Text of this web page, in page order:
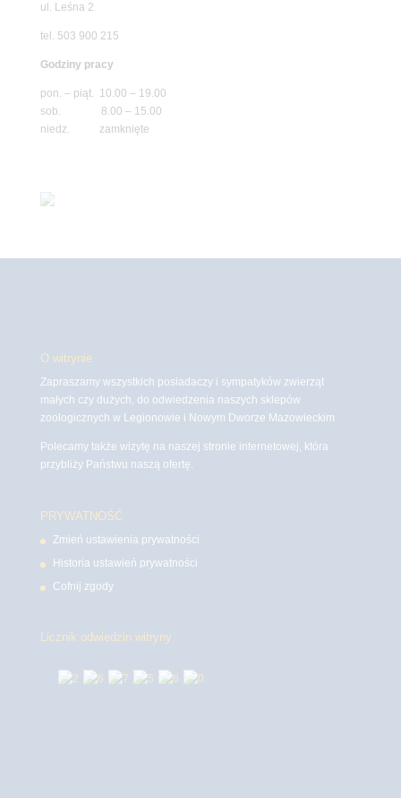
ul. Leśna 2
tel. 503 900 215
Godziny pracy
pon. – piąt. 10.00 – 19.00
sob. 8.00 – 15.00
niedz. zamknięte
O witrynie
Zapraszamy wszystkich posiadaczy i sympatyków zwierząt
małych czy dużych, do odwiedzenia naszych sklepów
zoologicznych w Legionowie i Nowym Dworze Mazowieckim
Polecamy także wizytę na naszej stronie internetowej, która
przybliży Państwu naszą ofertę.
PRYWATNOŚĆ
Zmień ustawienia prywatności
Historia ustawień prywatności
Cofnij zgody
Licznik odwiedzin witryny